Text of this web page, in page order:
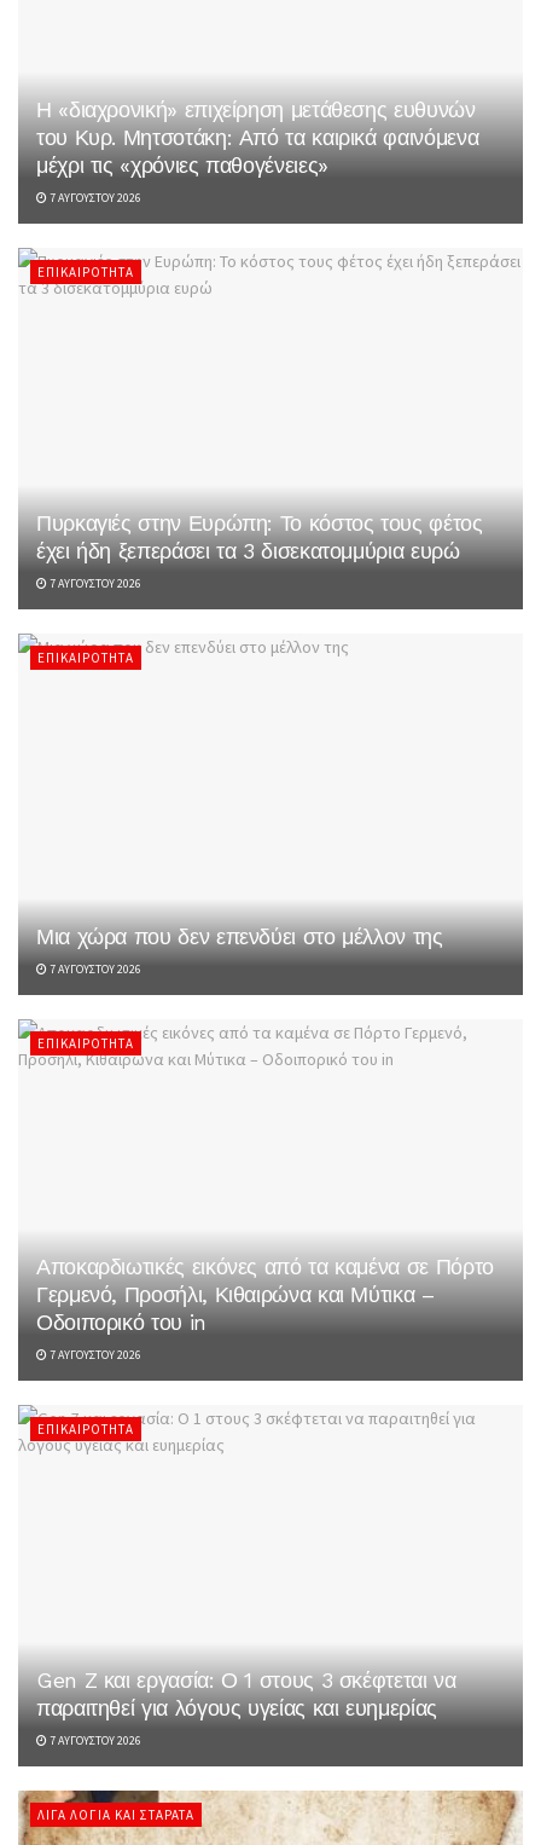
Η «διαχρονική» επιχείρηση μετάθεσης ευθυνών
του Κυρ. Μητσοτάκη: Από τα καιρικά φαινόμενα
μέχρι τις «χρόνιες παθογένειες»
7 ΑΥΓΟΎΣΤΟΥ 2026
ΕΠΙΚΑΙΡΌΤΗΤΑ
Πυρκαγιές στην Ευρώπη: Το κόστος τους φέτος
έχει ήδη ξεπεράσει τα 3 δισεκατομμύρια ευρώ
7 ΑΥΓΟΎΣΤΟΥ 2026
ΕΠΙΚΑΙΡΌΤΗΤΑ
Μια χώρα που δεν επενδύει στο μέλλον της
7 ΑΥΓΟΎΣΤΟΥ 2026
ΕΠΙΚΑΙΡΌΤΗΤΑ
Αποκαρδιωτικές εικόνες από τα καμένα σε Πόρτο
Γερμενό, Προσήλι, Κιθαιρώνα και Μύτικα –
Οδοιπορικό του in
7 ΑΥΓΟΎΣΤΟΥ 2026
ΕΠΙΚΑΙΡΌΤΗΤΑ
Gen Z και εργασία: Ο 1 στους 3 σκέφτεται να
παραιτηθεί για λόγους υγείας και ευημερίας
7 ΑΥΓΟΎΣΤΟΥ 2026
ΛΊΓΑ ΛΌΓΙΑ ΚΑΙ ΣΤΑΡΆΤΑ